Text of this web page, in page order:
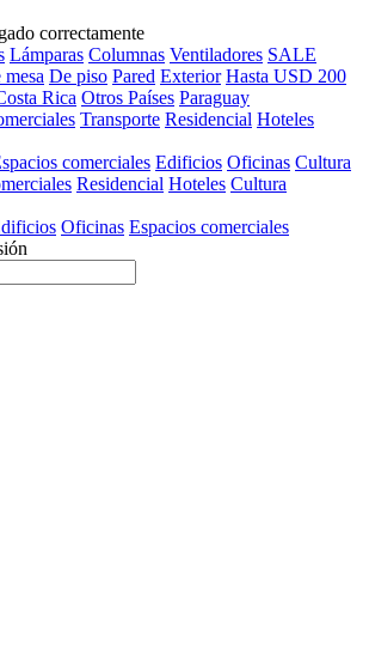
correctamente
Lámparas Columnas Ventiladores SALE
mesa De piso Pared Exterior Hasta USD 200
Rica Otros Países Paraguay
Transporte Residencial Hoteles
comerciales Edificios Oficinas Cultura
Residencial Hoteles Cultura
Oficinas Espacios comerciales